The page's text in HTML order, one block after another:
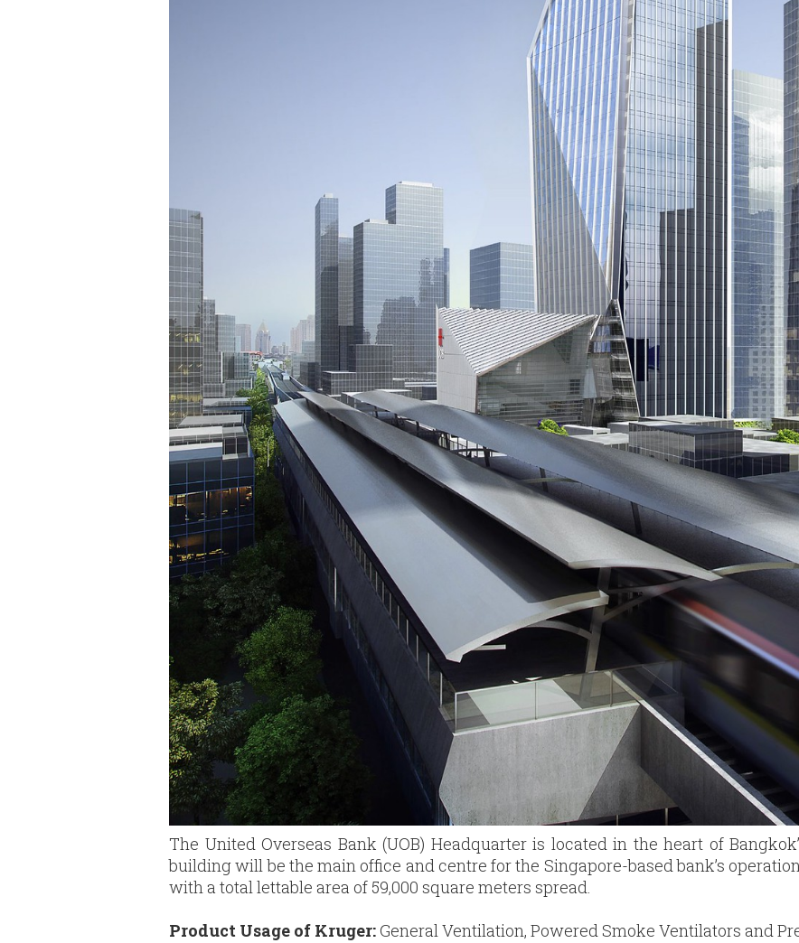
The United Overseas Bank (UOB) Headquarter is located in the heart of
building will be the main office and centre for the Singapore-based bank’s
with a total lettable area of 59,000 square meters spread.
Product Usage of Kruger: General Ventilation, Powered Smoke Ventilators and